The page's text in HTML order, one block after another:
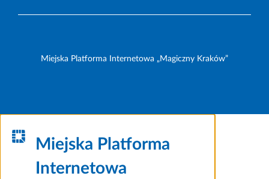
Miejska Platforma Internetowa „Magiczny Kraków”
Miejska Platforma
Internetowa